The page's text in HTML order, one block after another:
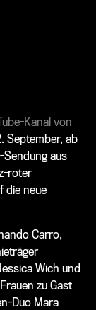
Kanal von
September, ab
Sendung aus
roter
die neue
Carro,
Wich und
zu Gast
Duo Mara